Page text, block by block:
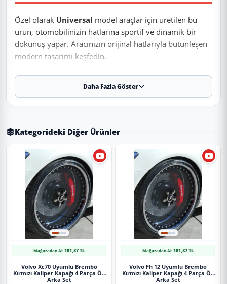
Özel olarak Universal model araçlar için üretilen bu
ürün, otomobilinizin hatlarına sportif ve dinamik bir
dokunuş yapar. Aracınızın orijinal hatlarıyla bütünleşen
modern tasarımı keşfedin.
✨ Ürün Özellikleri ve Avantajları
✔ Birebir Uyum:Aracınızın orijinal ölçülerine sadık kalınarak
✔ Malzeme:Dayanıklı ve uzun ömürlü malzeme.
Uygulama
Aracınızın ölçülerine uygundur. Montaj işlemi el
yatkınlığı gerektirebilir.
Paket İçeriği
Citroen C5 Uyumlu Brembo Sarı Kaliper Kapağı 4 Parça Ön Arka
Set
Daha Fazla Göster
Kategorideki Diğer Ürünler
Mağazadan Al:181,37 TL
Volvo Xc70 Uyumlu Brembo
Kırmızı Kaliper Kapağı 4 Parça Ön
Arka Set
Mağazadan Al:181,37 TL
Volvo Fh 12 Uyumlu Brembo
Kırmızı Kaliper Kapağı 4 Parça Ön
Arka Set